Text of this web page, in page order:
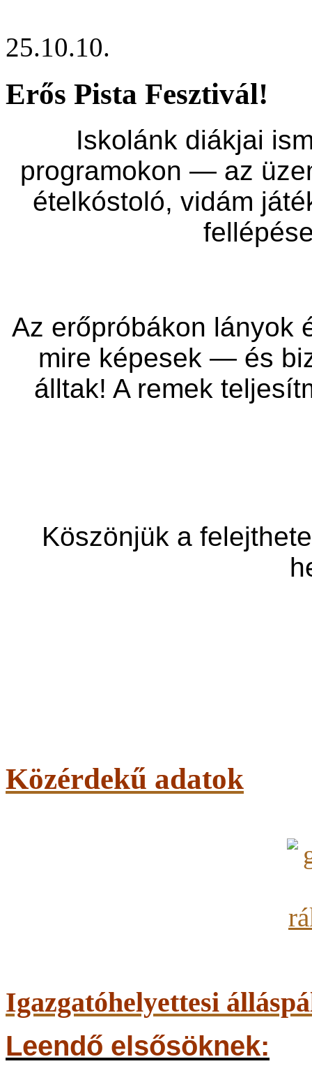
25.10.10.
Erős Pista Fesztivál!
Iskolánk diákjai
programokon — az
ételkóstoló, vidám
Az erőpróbákon lányok
mire képesek — és
álltak! A remek
Köszönjük a
Közérdekű adatok
Igazgatóhelyettesi
Leendő elsősöknek: